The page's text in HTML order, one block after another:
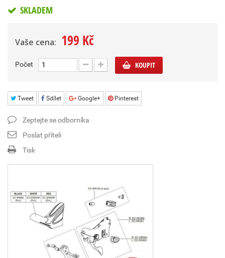
SKLADEM
Vaše cena: 199 Kč
Počet KOUPIT
Tweet Sdílet Google+ Pinterest
Zeptejte se odborníka
Poslat příteli
Tisk